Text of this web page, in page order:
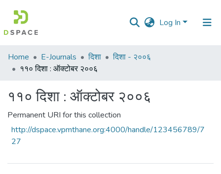
Log In
Communities
&
All of DSpace
Statistics
Home E-Journals दिशा
दिशा - २००६
११० दिशा : ऑक्टोबर २००६
११० दिशा : ऑक्टोबर २००६
Permanent URI for this collection
http://dspace.vpmthane.org:4000/handle/123456789/7
27